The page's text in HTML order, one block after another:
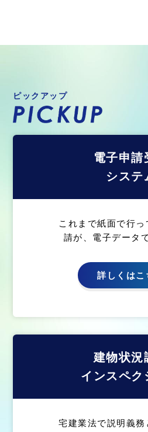
ピックアップ
電子申請
システ
これまで紙面で行っ
請が、電子データ
詳しくはこ
建物状況
インスペク
宅建業法で説明義務